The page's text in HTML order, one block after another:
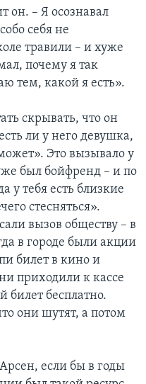
он. – Я осознавал
себя не
травили – и хуже
почему я так
тем, какой я есть».
скрывать, что он
ли у него девушка,
Это вызывало у
был бойфренд – и по
у тебя есть близкие
стесняться».
вызов обществу – в
в городе были акции
билет в кино и
приходили к кассе
билет бесплатно.
они шутят, а потом
если бы в годы